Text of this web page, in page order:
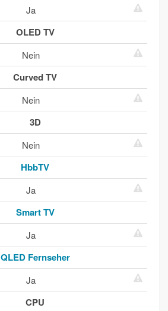
Ja
OLED TV
Nein
Curved TV
Nein
3D
Nein
HbbTV
Ja
Smart TV
Ja
QLED Fernseher
Ja
CPU